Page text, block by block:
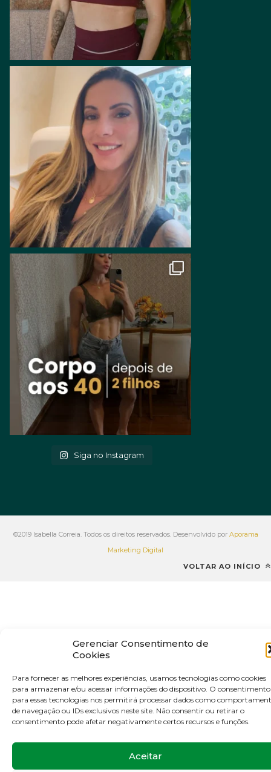
Gerenciar Consentimento de
Cookies
Para fornecer as melhores experiências, usamos tecnologias como cookies
para armazenar e/ou acessar informações do dispositivo. O consentimento
para essas tecnologias nos permitirá processar dados como
de navegação ou IDs exclusivos neste site. Não consentir ou retirar o
consentimento pode afetar negativamente certos recursos e funções.
Aceitar
Siga no Instagram
©2019 Isabella Correia. Todos os direitos reservados. Desenvolvido por Aporama
Marketing Digital
VOLTAR AO INÍCIO